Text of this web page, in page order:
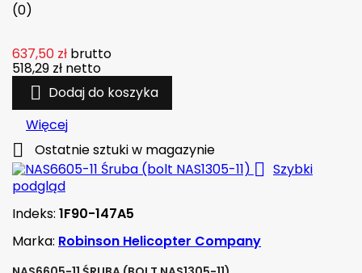
(0)
637,50 zł brutto
518,29 zł netto
 Dodaj do koszyka
Więcej
 Ostatnie sztuki w magazynie
 Szybki
podgląd
Indeks: 1F90-147A5
Marka: Robinson Helicopter Company